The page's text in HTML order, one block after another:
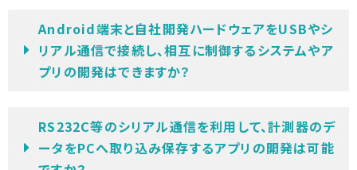
Android端末と自社開発ハードウェアをUSBやシ
リアル通信で接続し、相互に制御するシステムやア
プリの開発はできますか？
RS232C等のシリアル通信を利用して、計測器のデ
ータをPCへ取り込み保存するアプリの開発は可能